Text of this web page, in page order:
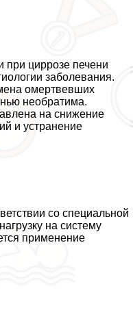
при циррозе печени
заболевания.
омертвевших
необратима.
на снижение
и устранение
со специальной
на систему
применение